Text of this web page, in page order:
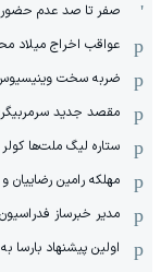
صفر تا صد عدم
عواقب اخراج میلاد محمدی
ضربه سخت وینیسیوس
مقصد جدید
ستاره لیگ ملت‌ها
مهلکه رامین
مدیر خبرساز
اولین پیشنهاد بارسا